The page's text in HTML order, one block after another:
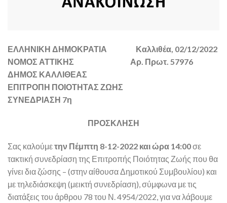
ΕΛΛΗΝΙΚΗ ΔΗΜΟΚΡΑΤΙΑ Καλλιθέα, 02/12/2022
ΝΟΜΟΣ ΑΤΤΙΚΗΣ Αρ. Πρωτ. 57976
ΔΗΜΟΣ ΚΑΛΛΙΘΕΑΣ
ΕΠΙΤΡΟΠΗ ΠΟΙΟΤΗΤΑΣ ΖΩΗΣ
ΣΥΝΕΔΡΙΑΣΗ 7η
ΠΡΟΣΚΛΗΣΗ
Σας καλούμετην Πέμπτη 8-12-2022 και ώρα 14:00σε
τακτική συνεδρίαση της Επιτροπής Ποιότητας Ζωής που θα
γίνει δια ζώσης – (στην αίθουσα Δημοτικού Συμβουλίου) και
με τηλεδιάσκεψη (μεικτή συνεδρίαση), σύμφωνα με τις
διατάξεις του άρθρου 78 του Ν. 4954/2022, για να λάβουμε